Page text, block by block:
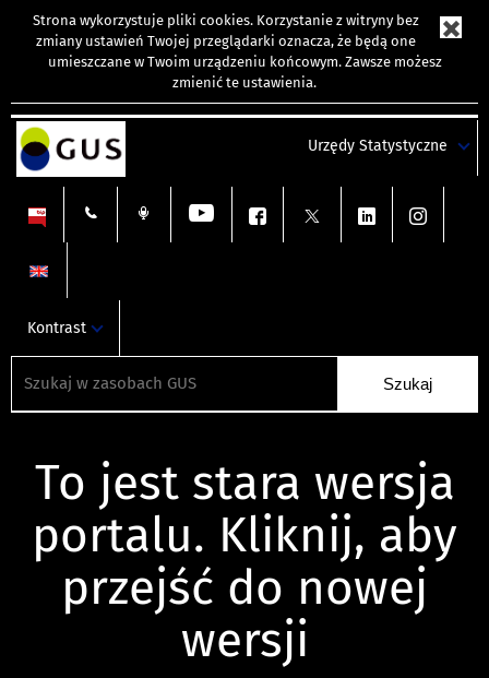
Strona wykorzystuje pliki cookies. Korzystanie z witryny bez
zmiany ustawień Twojej przeglądarki oznacza, że będą one
umieszczane w Twoim urządzeniu końcowym. Zawsze możesz
zmienić te ustawienia.
Urzędy Statystyczne
Kontrast
To jest stara wersja
portalu. Kliknij, aby
przejść do nowej
wersji